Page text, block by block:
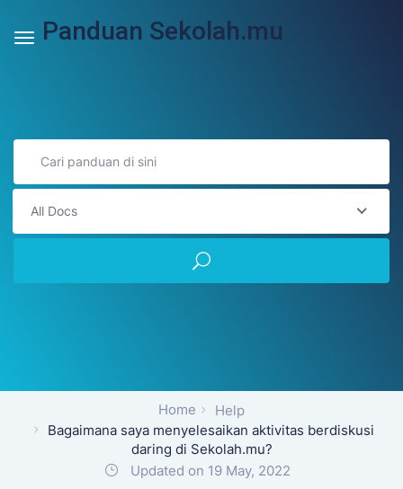
Panduan Sekolah.mu
All Docs
Home
Help
Bagaimana saya menyelesaikan aktivitas berdiskusi
daring di Sekolah.mu?
Updated on 19 May, 2022